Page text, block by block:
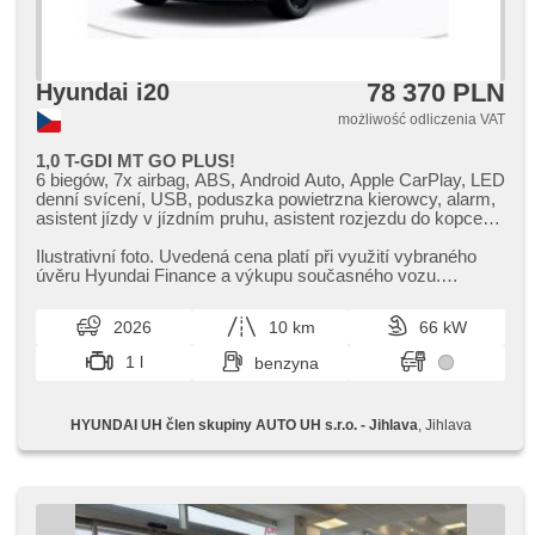
Hyundai i20 78 370 PLN
możliwość odliczenia VAT
1,0 T-GDI MT GO PLUS!
6 biegów, 7x airbag, ABS, Android Auto, Apple CarPlay, LED
denní svícení, USB, poduszka powietrzna kierowcy, alarm,
asistent jízdy v jízdním pruhu, asistent rozjezdu do kopce
nabíječka mobilních telefonů, bluetooth, asystent
hamulcowy, zamykanie centralne - zdalne, centralny
(DAB), digitální přístrojová deska, dojezdové rezervní kolo,
el. opuszczane szyby, el. lusterka, hands free, asystent
pasa ruchu, klimatyzacja, felgi aluminiowe, kierownica
wielofunkcyjna, regulowana kierownica, komputer
układu kierowniczego, przeciwpoślizgowy system kół
(ASR), reflektory LED, czujnik reflektorów, sledování únavy
zewnętrzny, podgrzewane fotele, podgrzewane lusterka,
podgrzewana kierownica, chowane zagłówki, aktywne
Ilustrativní foto. Uvedená cena platí při využití vybraného
úvěru Hyundai Finance a výkupu současného vozu.
2026 10 km
66 kW
1 l
benzyna
HYUNDAI UH člen skupiny AUTO UH s.r.o. - Jihlava , Jihlava